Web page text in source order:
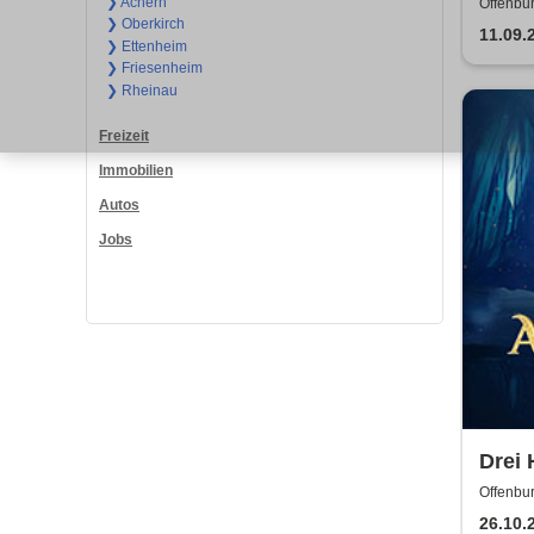
❯ Oberkirch
❯ Ettenheim
❯ Friesenheim
❯ Rheinau
Freizeit
Immobilien
Autos
Jobs
Drei